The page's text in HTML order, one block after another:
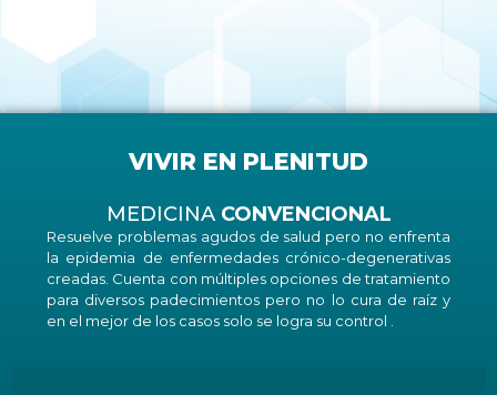
VIVIR EN PLENITUD
MEDICINA CONVENCIONAL
Resuelve problemas agudos de salud pero no enfrenta
la epidemia de enfermedades crónico-degenerativas
creadas. Cuenta con múltiples opciones de tratamiento
para diversos padecimientos pero no lo cura de raíz y
en el mejor de los casos solo se logra su control .